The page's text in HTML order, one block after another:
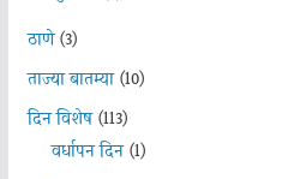
ठाणे(3)
ताज्या बातम्या(10)
दिन विशेष(113)
वर्धापन दिन(1)